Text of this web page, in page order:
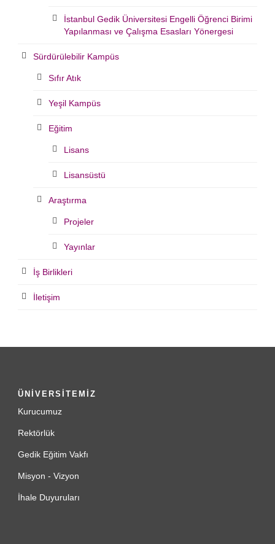
İstanbul Gedik Üniversitesi Engelli Öğrenci Birimi
Yapılanması ve Çalışma Esasları Yönergesi
Sürdürülebilir Kampüs
Sıfır Atık
Yeşil Kampüs
Eğitim
Lisans
Lisansüstü
Araştırma
Projeler
Yayınlar
İş Birlikleri
İletişim
ÜNİVERSİTEMİZ
Kurucumuz
Rektörlük
Gedik Eğitim Vakfı
Misyon - Vizyon
İhale Duyuruları